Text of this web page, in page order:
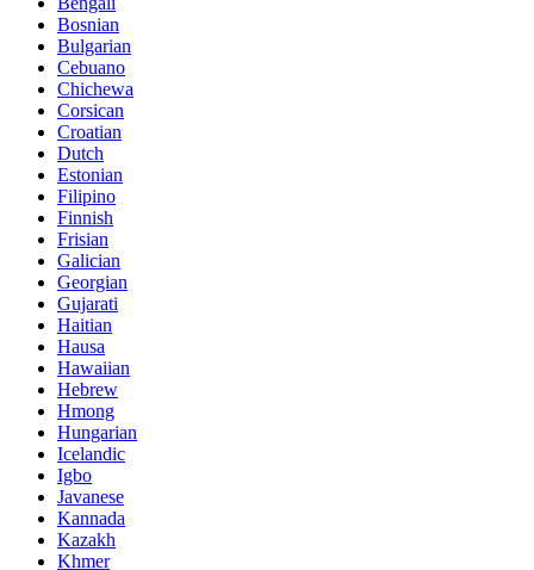
Bosnian
Bulgarian
Cebuano
Chichewa
Corsican
Croatian
Dutch
Estonian
Filipino
Finnish
Frisian
Galician
Georgian
Gujarati
Haitian
Hausa
Hawaiian
Hebrew
Hmong
Hungarian
Icelandic
Igbo
Javanese
Kannada
Kazakh
Khmer